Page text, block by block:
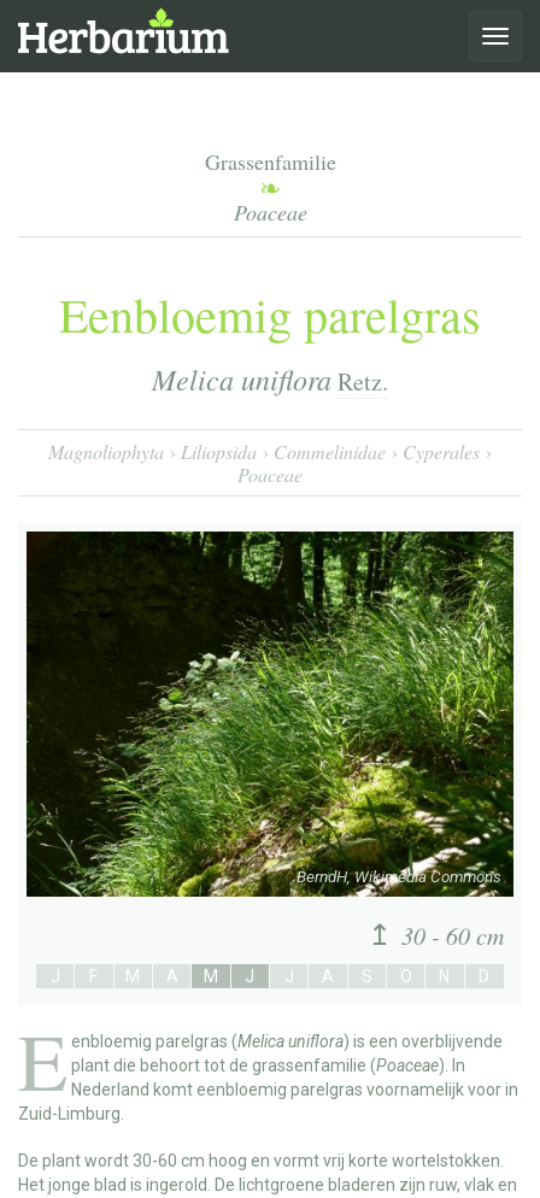
Toggle
Grassenfamilie
Poaceae
Eenbloemig parelgras
Melica uniflora Retz.
Magnoliophyta Liliopsida Commelinidae
Cyperales
Poaceae
BerndH, Wikimedia Commons
30 - 60 cm
J F M A M J J A S O N D
E enbloemig parelgras (Melica uniflora) is een overblijvende
plant die behoort tot de grassenfamilie (Poaceae). In
Nederland komt eenbloemig parelgras voornamelijk voor in
Zuid-Limburg.
De plant wordt 30-60 cm hoog en vormt vrij korte wortelstokken.
Het jonge blad is ingerold. De lichtgroene bladeren zijn ruw, vlak en